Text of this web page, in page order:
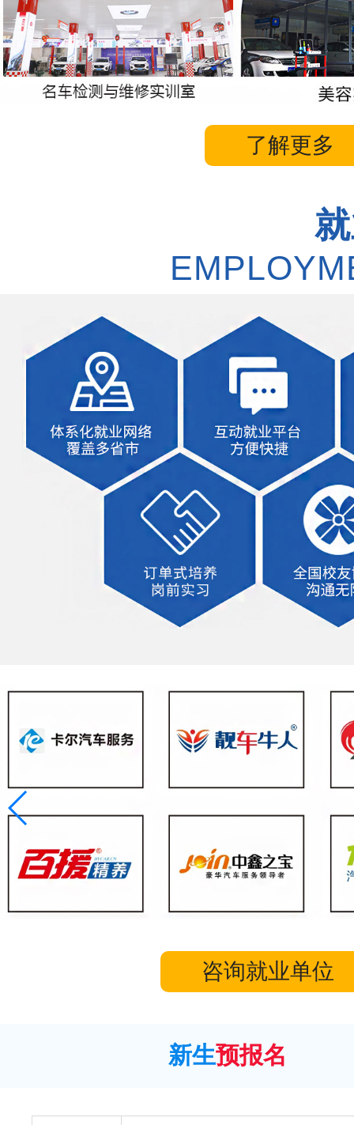
了解更多
咨询就业单位
新生预报名